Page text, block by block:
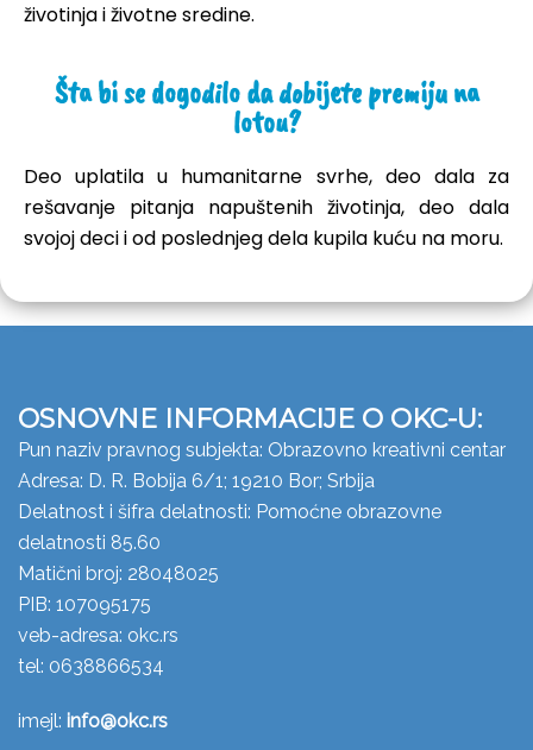
životinja i životne sredine.
Šta bi se dogodilo da dobijete premiju na
lotou?
Deo uplatila u humanitarne svrhe, deo dala za
rešavanje pitanja napuštenih životinja, deo dala
svojoj deci i od poslednjeg dela kupila kuću na moru.
OSNOVNE INFORMACIJE O OKC-U:
Pun naziv pravnog subjekta: Obrazovno kreativni centar
Adresa: D. R. Bobija 6/1; 19210 Bor; Srbija
Delatnost i šifra delatnosti: Pomoćne obrazovne
delatnosti 85.60
Matični broj: 28048025
PIB: 107095175
veb-adresa: okc.rs
tel: 0638866534
imejl: info@okc.rs